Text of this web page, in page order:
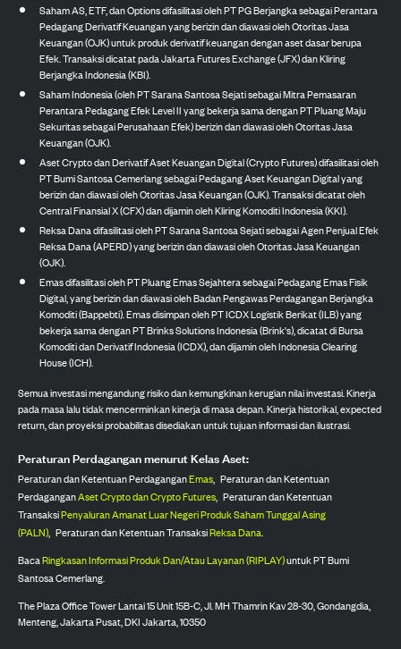
Saham AS, ETF, dan Options difasilitasi oleh PT PG Berjangka sebagai Perantara
Pedagang Derivatif Keuangan yang berizin dan diawasi oleh Otoritas Jasa
Keuangan (OJK) untuk produk derivatif keuangan dengan aset dasar berupa
Efek. Transaksi dicatat pada Jakarta Futures Exchange (JFX) dan Kliring
Berjangka Indonesia (KBI).
Saham Indonesia (oleh PT Sarana Santosa Sejati sebagai Mitra Pemasaran
Perantara Pedagang Efek Level II yang bekerja sama dengan PT Pluang Maju
Sekuritas sebagai Perusahaan Efek) berizin dan diawasi oleh Otoritas Jasa
Keuangan (OJK).
Aset Crypto dan Derivatif Aset Keuangan Digital (Crypto Futures) difasilitasi oleh
PT Bumi Santosa Cemerlang sebagai Pedagang Aset Keuangan Digital yang
berizin dan diawasi oleh Otoritas Jasa Keuangan (OJK). Transaksi dicatat oleh
Central Finansial X (CFX) dan dijamin oleh Kliring Komoditi Indonesia (KKI).
Reksa Dana difasilitasi oleh PT Sarana Santosa Sejati sebagai Agen Penjual Efek
Reksa Dana (APERD) yang berizin dan diawasi oleh Otoritas Jasa Keuangan
(OJK).
Emas difasilitasi oleh PT Pluang Emas Sejahtera sebagai Pedagang Emas Fisik
Digital, yang berizin dan diawasi oleh Badan Pengawas Perdagangan Berjangka
Komoditi (Bappebti). Emas disimpan oleh PT ICDX Logistik Berikat (ILB) yang
bekerja sama dengan PT Brinks Solutions Indonesia (Brink's), dicatat di Bursa
Komoditi dan Derivatif Indonesia (ICDX), dan dijamin oleh Indonesia Clearing
House (ICH).
Semua investasi mengandung risiko dan kemungkinan kerugian nilai investasi. Kinerja
pada masa lalu tidak mencerminkan kinerja di masa depan. Kinerja historikal, expected
return, dan proyeksi probabilitas disediakan untuk tujuan informasi dan ilustrasi.
Peraturan Perdagangan menurut Kelas Aset:
Peraturan dan Ketentuan PerdaganganEmas, Peraturan dan Ketentuan
PerdaganganAset Crypto dan Crypto Futures, Peraturan dan Ketentuan
TransaksiPenyaluran Amanat Luar Negeri Produk Saham Tunggal Asing
(PALN), Peraturan dan Ketentuan TransaksiReksa Dana.
BacaRingkasan Informasi Produk Dan/Atau Layanan (RIPLAY)untuk PT Bumi
Santosa Cemerlang.
The Plaza Office Tower Lantai 15 Unit 15B-C, Jl. MH Thamrin Kav 28-30, Gondangdia,
Menteng, Jakarta Pusat, DKI Jakarta, 10350